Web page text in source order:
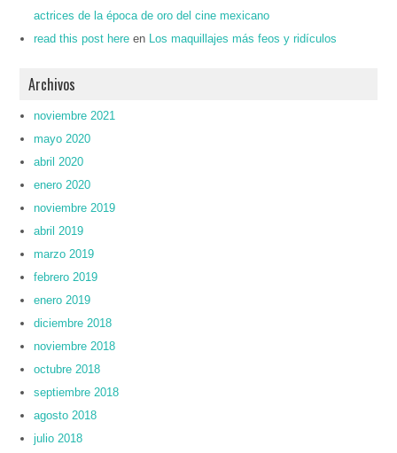
actrices de la época de oro del cine mexicano
read this post here en Los maquillajes más feos y ridículos
Archivos
noviembre 2021
mayo 2020
abril 2020
enero 2020
noviembre 2019
abril 2019
marzo 2019
febrero 2019
enero 2019
diciembre 2018
noviembre 2018
octubre 2018
septiembre 2018
agosto 2018
julio 2018